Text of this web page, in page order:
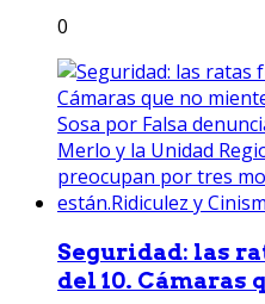
0
Seguridad: las
del 10. Cámaras